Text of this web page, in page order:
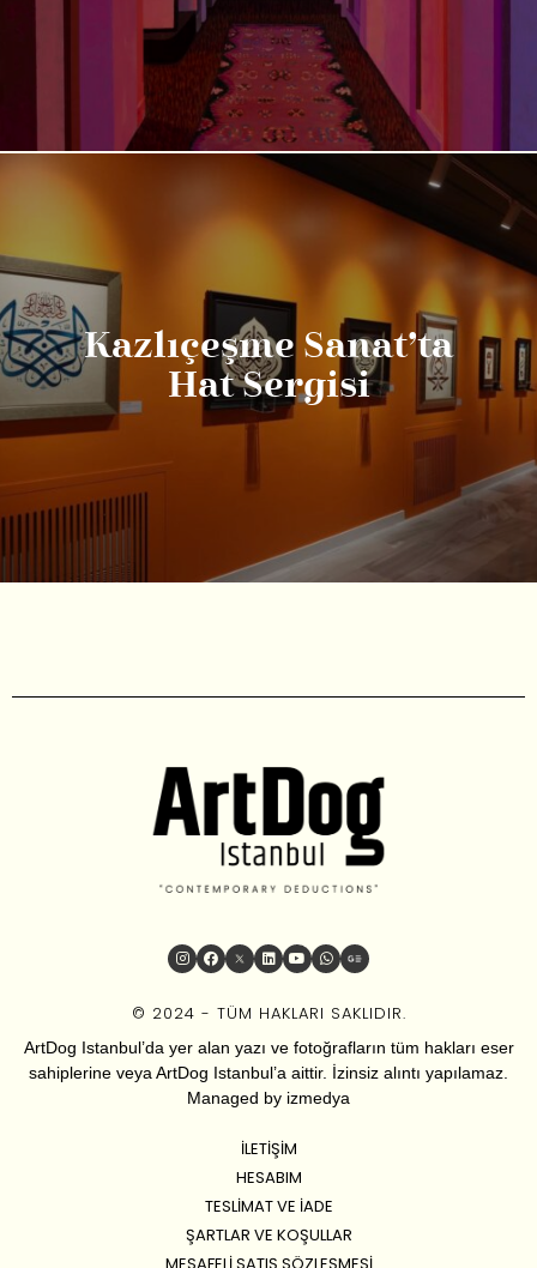
Kazlıçeşme Sanat’ta
Hat Sergisi
© 2024 - TÜM HAKLARI SAKLIDIR.
ArtDog Istanbul’da yer alan yazı ve fotoğrafların tüm hakları eser
sahiplerine veya ArtDog Istanbul’a aittir. İzinsiz alıntı yapılamaz.
Managed by izmedya
İLETIŞIM
HESABIM
TESLIMAT VE İADE
ŞARTLAR VE KOŞULLAR